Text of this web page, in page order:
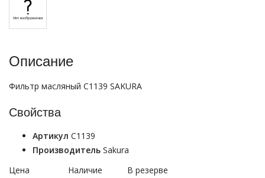
Описание
Фильтр масляный C1139 SAKURA
Свойства
Артикул C1139
Производитель Sakura
Цена
Наличие В резерве